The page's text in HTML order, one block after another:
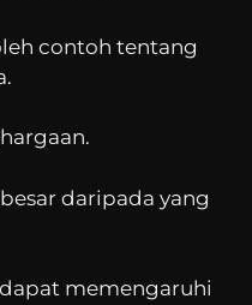
contoh tentang
daripada yang
memengaruhi